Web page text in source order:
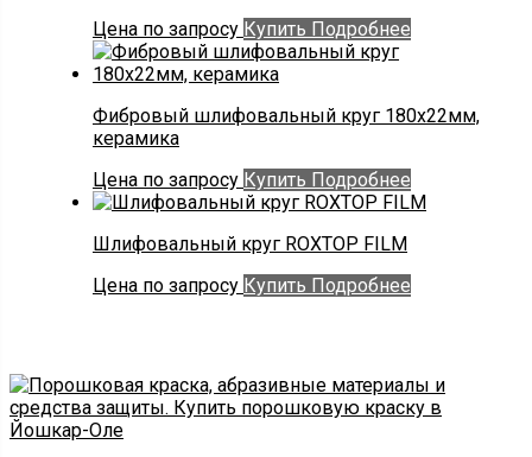
Цена по запросу Купить Подробнее
Фибровый шлифовальный круг 180х22мм,
керамика
Цена по запросу Купить Подробнее
Шлифовальный круг ROXTOP FILM
Цена по запросу Купить Подробнее